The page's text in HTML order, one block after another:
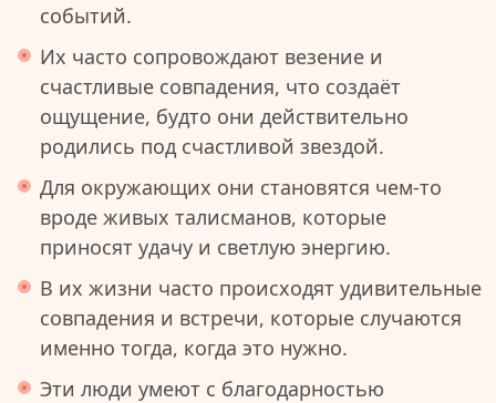
событий.
Их часто сопровождают везение и
счастливые совпадения, что создаёт
ощущение, будто они действительно
родились под счастливой звездой.
Для окружающих они становятся чем-то
вроде живых талисманов, которые
приносят удачу и светлую энергию.
В их жизни часто происходят удивительные
совпадения и встречи, которые случаются
именно тогда, когда это нужно.
Эти люди умеют с благодарностью